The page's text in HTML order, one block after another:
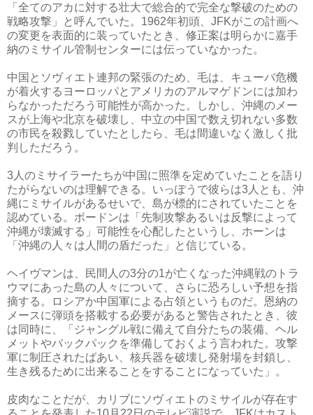
「全てのアカに対する壮大で総合的で完全な撃破のための
戦略攻撃」と呼んでいた。1962年初頭、JFKがこの計画へ
の変更を表面的に装っていたとき、修正案は明らかに嘉手
納のミサイル管制センターには伝っていなかった。
中国とソヴィエト連邦の緊張のため、毛は、キューバ危機
が着火するヨーロッパとアメリカのアルマゲドンには加わ
らなかっただろう可能性が高かった。しかし、沖縄のメー
スが上海や北京を破壊し、中立の中国で数え切れない多数
の市民を殺戮していたとしたら、毛は間違いなく激しく批
判しただろう。
3人のミサイラーたちが中国に照準を定めていたことを語り
たがらないのは理解できる。いっぽうで彼らは3人とも、沖
縄にミサイルがあるせいで、島が標的にされていたことを
認めている。ボードンは「先制攻撃あるいは反撃によって
沖縄が壊滅する」可能性を心配したというし、ホーンは
「沖縄の人々は人間の盾だった」と信じている。
ヘイヴマンは、民間人の3分の1が亡くなった沖縄戦のトラ
ウマにあった島の人々について、さらに恐ろしい予想を指
摘する。ロシアか中国軍による占領というものだ。恩納の
メースに弾頭を搭載する必要があると警告されたとき、彼
は同時に、「ジャングル戦に備えて自分たちの装備、ヘル
メットやバックパックを準備しておくよう言われた。攻撃
軍に制圧されたばあい、核兵器を破壊し発射場を封鎖し、
生き残るために出来ることをすることになっていた」。
皮肉なことだが、カリブにソヴィエトのミサイルが存在す